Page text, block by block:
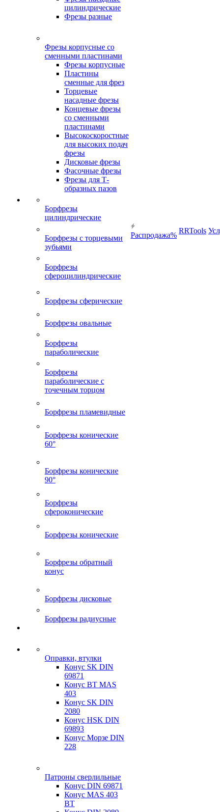
цилиндрические
Фрезы разные
Фрезы корпусные со
сменными пластинами
Фрезы корпусные
Пластины
сменные для фрез
Торцевые
насадные фрезы
Концевые фрезы
со сменными
пластинами
Высокоскоростные
для высоких подач
фрезы
Дисковые фрезы
Фасочные фрезы
Фрезы для Т-
образных пазов
Борфрезы
цилиндрические
Борфрезы с торцевыми
зубьями
Борфрезы
сфероцилиндрические
Борфрезы сферические
Борфрезы овальные
Борфрезы
параболические
Борфрезы
параболические с
точечным торцом
Борфрезы пламевидные
Борфрезы конические
60°
Борфрезы конические
90°
Борфрезы
сфероконические
Борфрезы конические
Борфрезы обратный
конус
Борфрезы дисковые
Борфрезы радиусные
Оправки, втулки
Конус SK DIN
69871
Конус BT MAS
403
Конус SK DIN
2080
Конус HSK DIN
69893
Конус Морзе DIN
228
Патроны сверлильные
Конус DIN 69871
Конус MAS 403
BT
Распродажа%
RRTools